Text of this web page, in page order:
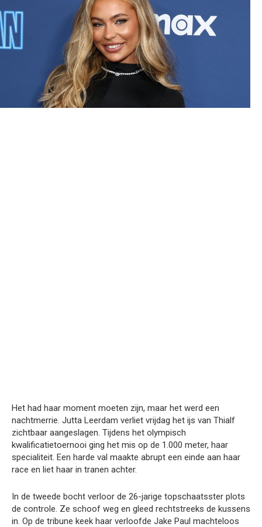
Het had haar moment moeten zijn, maar het werd een
nachtmerrie. Jutta Leerdam verliet vrijdag het ijs van Thialf
zichtbaar aangeslagen. Tijdens het olympisch
kwalificatietoernooi ging het mis op de 1.000 meter, haar
specialiteit. Een harde val maakte abrupt een einde aan haar
race en liet haar in tranen achter.
In de tweede bocht verloor de 26-jarige topschaatsster plots
de controle. Ze schoof weg en gleed rechtstreeks de kussens
in. Op de tribune keek haar verloofde Jake Paul machteloos